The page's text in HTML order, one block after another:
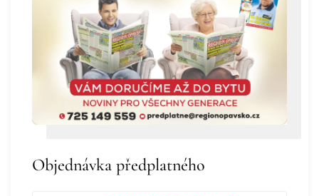
Objednávka předplatného